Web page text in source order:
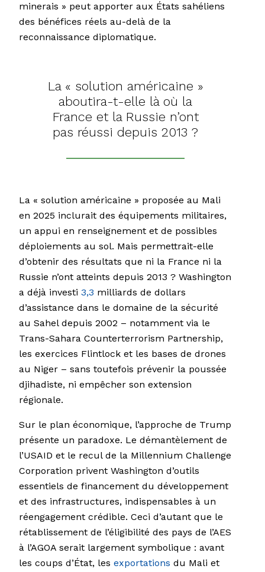
minerais » peut apporter aux États sahéliens
des bénéfices réels au-delà de la
reconnaissance diplomatique.
La « solution américaine »
aboutira-t-elle là où la
France et la Russie n’ont
pas réussi depuis 2013 ?
La « solution américaine » proposée au Mali
en 2025 inclurait des équipements militaires,
un appui en renseignement et de possibles
déploiements au sol. Mais permettrait-elle
d’obtenir des résultats que ni la France ni la
Russie n’ont atteints depuis 2013 ? Washington
a déjà investi 3,3 milliards de dollars
d’assistance dans le domaine de la sécurité
au Sahel depuis 2002 – notamment via le
Trans-Sahara Counterterrorism Partnership,
les exercices Flintlock et les bases de drones
au Niger – sans toutefois prévenir la poussée
djihadiste, ni empêcher son extension
régionale.
Sur le plan économique, l’approche de Trump
présente un paradoxe. Le démantèlement de
l’USAID et le recul de la Millennium Challenge
Corporation privent Washington d’outils
essentiels de financement du développement
et des infrastructures, indispensables à un
réengagement crédible. Ceci d’autant que le
rétablissement de l’éligibilité des pays de l’AES
à l’AGOA serait largement symbolique : avant
les coups d’État, les exportations du Mali et